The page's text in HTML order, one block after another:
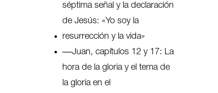
séptima señal y la declaración
de Jesús: «Yo soy la
resurrección y la vida»
‒‒Juan, capítulos 12 y 17: La
hora de la gloria y el tema de
la gloria en el